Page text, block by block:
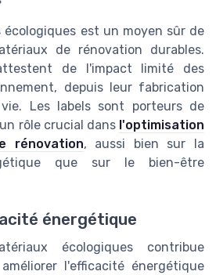
écologiques est un moyen sûr de
de rénovation durables.
de l'impact limité des
depuis leur fabrication
Les labels sont porteurs de
rôle crucial dans l'optimisation
rénovation, aussi bien sur la
que sur le bien-être
énergétique
écologiques contribue
l'efficacité énergétique